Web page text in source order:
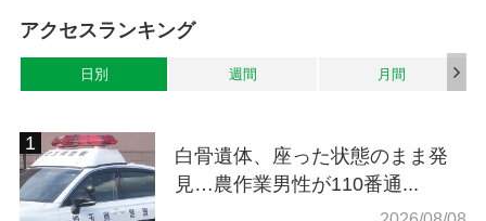
アクセスランキング
日別 週間 月間
白骨遺体、座った状態のまま発
見…農作業男性が110番通...